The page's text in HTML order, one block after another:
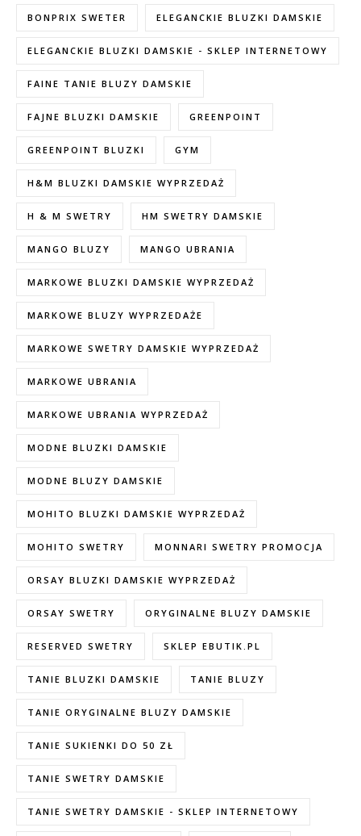
BONPRIX SWETER ELEGANCKIE BLUZKI DAMSKIE
ELEGANCKIE BLUZKI DAMSKIE - SKLEP INTERNETOWY
FAINE TANIE BLUZY DAMSKIE
FAJNE BLUZKI DAMSKIE GREENPOINT
GREENPOINT BLUZKI GYM
H&M BLUZKI DAMSKIE WYPRZEDAŻ
H & M SWETRY HM SWETRY DAMSKIE
MANGO BLUZY MANGO UBRANIA
MARKOWE BLUZKI DAMSKIE WYPRZEDAŻ
MARKOWE BLUZY WYPRZEDAŻE
MARKOWE SWETRY DAMSKIE WYPRZEDAŻ
MARKOWE UBRANIA
MARKOWE UBRANIA WYPRZEDAŻ
MODNE BLUZKI DAMSKIE
MODNE BLUZY DAMSKIE
MOHITO BLUZKI DAMSKIE WYPRZEDAŻ
MOHITO SWETRY MONNARI SWETRY PROMOCJA
ORSAY BLUZKI DAMSKIE WYPRZEDAŻ
ORSAY SWETRY ORYGINALNE BLUZY DAMSKIE
RESERVED SWETRY SKLEP EBUTIK.PL
TANIE BLUZKI DAMSKIE TANIE BLUZY
TANIE ORYGINALNE BLUZY DAMSKIE
TANIE SUKIENKI DO 50 ZŁ
TANIE SWETRY DAMSKIE
TANIE SWETRY DAMSKIE - SKLEP INTERNETOWY